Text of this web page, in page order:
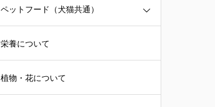
ペットフード（犬猫共通）
栄養について
植物・花について